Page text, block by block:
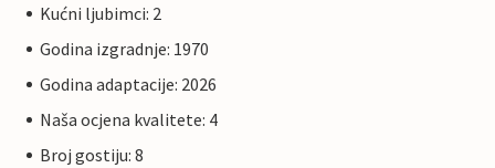
Kućni ljubimci: 2
Godina izgradnje: 1970
Godina adaptacije: 2026
Naša ocjena kvalitete: 4
Broj gostiju: 8